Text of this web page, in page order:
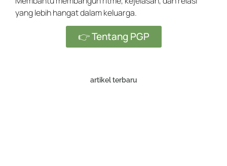
yang lebih hangat dalam keluarga.
👉 Tentang PGP
artikel terbaru